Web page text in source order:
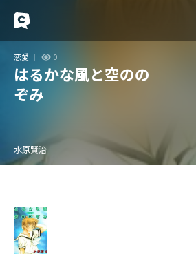
恋愛 0
はるかな風と空のの
ぞみ
水原賢治